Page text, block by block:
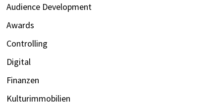
Audience Development
Awards
Controlling
Digital
Finanzen
Kulturimmobilien